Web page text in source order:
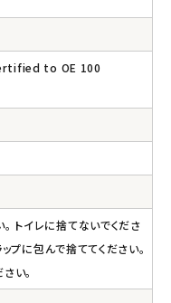
to OE 100
トイレに捨てないでくださ
プに包んで捨ててください。
い。